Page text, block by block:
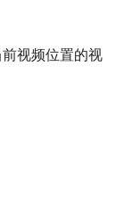
前视频位置的视